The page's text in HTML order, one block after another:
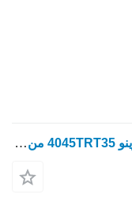
المحرك John Deere رأس كتلة محرك رينو 4045TRT35 من جون دير لـ جرار بعجلات Renault